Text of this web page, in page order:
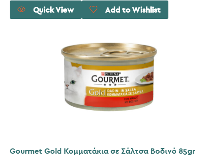
Quick View Add to Wishlist
Gourmet Gold Κομματάκια σε Σάλτσα Βοδινό 85gr